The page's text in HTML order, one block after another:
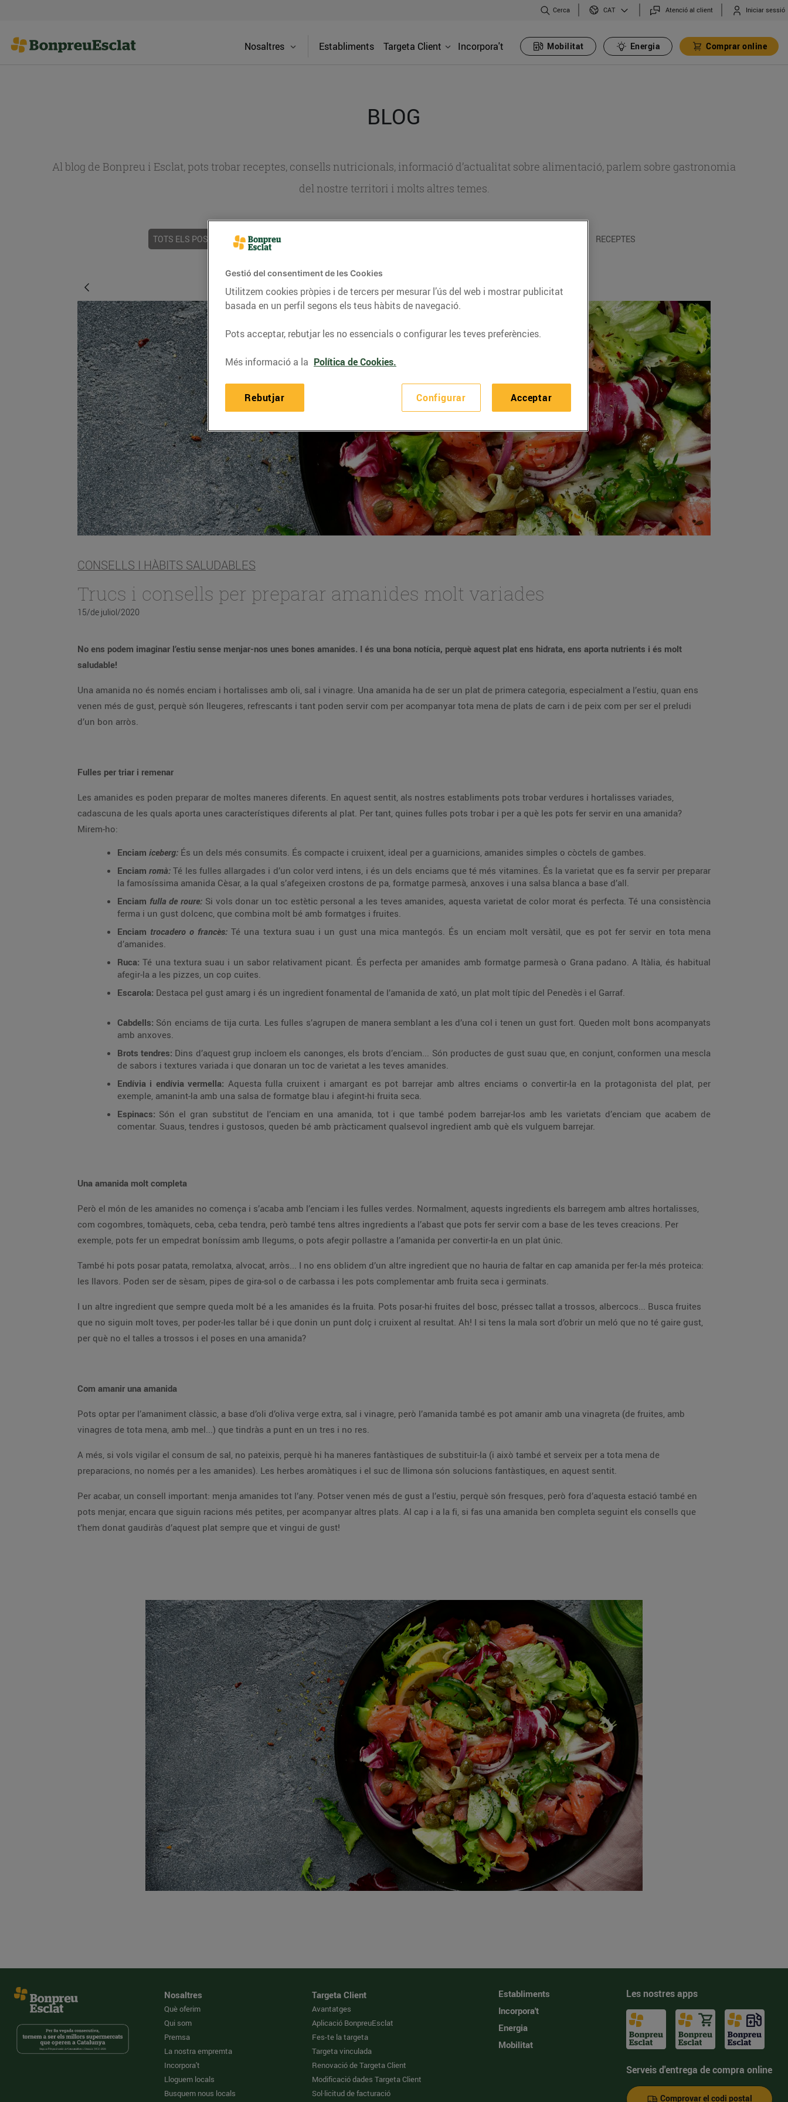
Cerca CAT Atenció al client Iniciar sessió
Nosaltres Establiments Targeta Client Incorpora't Mobilitat Energia Comprar online
BLOG
Al blog de Bonpreu i Esclat, pots trobar receptes, consells nutricionals, informació d’actualitat sobre alimentació, parlem sobre gastronomia
del nostre territori i molts altres temes.
TOTS ELS POSTS ACTUALITAT RECEPTES
CONSELLS I HÀBITS SALUDABLES
Trucs i consells per preparar amanides molt variades
15/de juliol/2020
No ens podem imaginar l’estiu sense menjar-nos unes bones amanides. I és una bona notícia, perquè aquest plat ens hidrata, ens aporta nutrients i és molt
saludable!
Una amanida no és només enciam i hortalisses amb oli, sal i vinagre. Una amanida ha de ser un plat de primera categoria, especialment a l’estiu, quan ens
venen més de gust, perquè són lleugeres, refrescants i tant poden servir com per acompanyar tota mena de plats de carn i de peix com per ser el preludi
d’un bon arròs.
Fulles per triar i remenar
Les amanides es poden preparar de moltes maneres diferents. En aquest sentit, als nostres establiments pots trobar verdures i hortalisses variades,
cadascuna de les quals aporta unes característiques diferents al plat. Per tant, quines fulles pots trobar i per a què les pots fer servir en una amanida?
Mirem-ho:
Enciam iceberg: És un dels més consumits. És compacte i cruixent, ideal per a guarnicions, amanides simples o còctels de gambes.
Enciam romà: Té les fulles allargades i d’un color verd intens, i és un dels enciams que té més vitamines. És la varietat que es fa servir per preparar
la famosíssima amanida Cèsar, a la qual s’afegeixen crostons de pa, formatge parmesà, anxoves i una salsa blanca a base d’all.
Enciam fulla de roure: Si vols donar un toc estètic personal a les teves amanides, aquesta varietat de color morat és perfecta. Té una consistència
ferma i un gust dolcenc, que combina molt bé amb formatges i fruites.
Enciam trocadero o francès: Té una textura suau i un gust una mica mantegós. És un enciam molt versàtil, que es pot fer servir en tota mena
d’amanides.
Ruca: Té una textura suau i un sabor relativament picant. És perfecta per amanides amb formatge parmesà o Grana padano. A Itàlia, és habitual
afegir-la a les pizzes, un cop cuites.
Escarola: Destaca pel gust amarg i és un ingredient fonamental de l’amanida de xató, un plat molt típic del Penedès i el Garraf.
Cabdells: Són enciams de tija curta. Les fulles s’agrupen de manera semblant a les d’una col i tenen un gust fort. Queden molt bons acompanyats
amb anxoves.
Brots tendres: Dins d’aquest grup incloem els canonges, els brots d’enciam... Són productes de gust suau que, en conjunt, conformen una mescla
de sabors i textures variada i que donaran un toc de varietat a les teves amanides.
Endívia i endívia vermella: Aquesta fulla cruixent i amargant es pot barrejar amb altres enciams o convertir-la en la protagonista del plat, per
exemple, amanint-la amb una salsa de formatge blau i afegint-hi fruita seca.
Espinacs: Són el gran substitut de l’enciam en una amanida, tot i que també podem barrejar-los amb les varietats d’enciam que acabem de
comentar. Suaus, tendres i gustosos, queden bé amb pràcticament qualsevol ingredient amb què els vulguem barrejar.
Una amanida molt completa
Però el món de les amanides no comença i s’acaba amb l’enciam i les fulles verdes. Normalment, aquests ingredients els barregem amb altres hortalisses,
com cogombres, tomàquets, ceba, ceba tendra, però també tens altres ingredients a l’abast que pots fer servir com a base de les teves creacions. Per
exemple, pots fer un empedrat boníssim amb llegums, o pots afegir pollastre a l’amanida per convertir-la en un plat únic.
També hi pots posar patata, remolatxa, alvocat, arròs... I no ens oblidem d’un altre ingredient que no hauria de faltar en cap amanida per fer-la més proteica:
les llavors. Poden ser de sèsam, pipes de gira-sol o de carbassa i les pots complementar amb fruita seca i germinats.
I un altre ingredient que sempre queda molt bé a les amanides és la fruita. Pots posar-hi fruites del bosc, préssec tallat a trossos, albercocs... Busca fruites
que no siguin molt toves, per poder-les tallar bé i que donin un punt dolç i cruixent al resultat. Ah! I si tens la mala sort d’obrir un meló que no té gaire gust,
per què no el talles a trossos i el poses en una amanida?
Com amanir una amanida
Pots optar per l’amaniment clàssic, a base d’oli d’oliva verge extra, sal i vinagre, però l’amanida també es pot amanir amb una vinagreta (de fruites, amb
vinagres de tota mena, amb mel...) que tindràs a punt en un tres i no res.
A més, si vols vigilar el consum de sal, no pateixis, perquè hi ha maneres fantàstiques de substituir-la (i això també et serveix per a tota mena de
preparacions, no només per a les amanides). Les herbes aromàtiques i el suc de llimona són solucions fantàstiques, en aquest sentit.
Per acabar, un consell important: menja amanides tot l’any. Potser venen més de gust a l’estiu, perquè són fresques, però fora d’aquesta estació també en
pots menjar, encara que siguin racions més petites, per acompanyar altres plats. Al cap i a la fi, si fas una amanida ben completa seguint els consells que
t’hem donat gaudiràs d’aquest plat sempre que et vingui de gust!
Nosaltres
Què oferim
Qui som
Premsa
La nostra empremta
Incorpora't
Lloguem locals
Busquem nous locals
Targeta Client
Avantatges
Aplicació BonpreuEsclat
Fes-te la targeta
Targeta vinculada
Renovació de Targeta Client
Modificació dades Targeta Client
Sol·licitud de facturació
Establiments
Incorpora't
Energia
Mobilitat
Les nostres apps
Serveis d'entrega de compra online
Comprovar el codi postal
Gestió del consentiment de les Cookies
Utilitzem cookies pròpies i de tercers per mesurar l’ús del web i mostrar publicitat
basada en un perfil segons els teus hàbits de navegació.
Pots acceptar, rebutjar les no essencials o configurar les teves preferències.
Més informació a la Política de Cookies.
Configurar
Rebutjar Acceptar